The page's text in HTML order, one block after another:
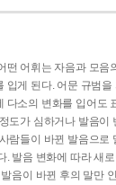
떤 어휘는 자음과 모음
입게 된다. 어문 규범을
다소의 변화를 입어도
도가 심하거나 발음이
람들이 바뀐 발음으로
. 발음 변화에 따라 새
음이 바뀐 후의 말만